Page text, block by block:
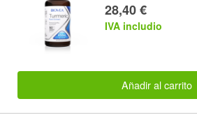
28,40 €
IVA includio
Añadir al carrito